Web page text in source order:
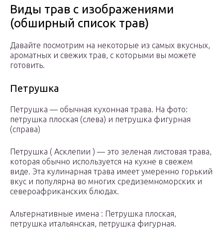
Виды трав с изображениями
(обширный список трав)
Давайте посмотрим на некоторые из самых вкусных,
ароматных и свежих трав, с которыми вы можете
готовить.
Петрушка
Петрушка — обычная кухонная трава. На фото:
петрушка плоская (слева) и петрушка фигурная
(справа)
Петрушка ( Асклепии ) — это зеленая листовая трава,
которая обычно используется на кухне в свежем
виде. Эта кулинарная трава имеет умеренно горький
вкус и популярна во многих средиземноморских и
североафриканских блюдах.
Альтернативные имена : Петрушка плоская,
петрушка итальянская, петрушка фигурная.